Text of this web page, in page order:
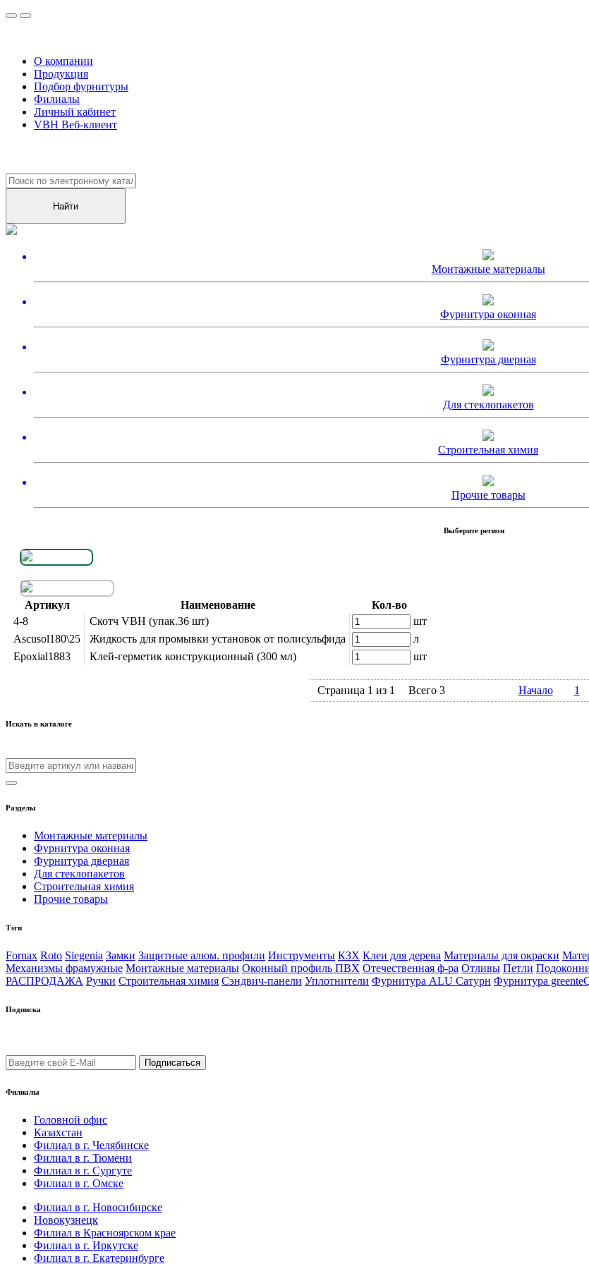
О компании
Продукция
Подбор фурнитуры
Филиалы
Личный кабинет
VBH Веб-клиент
Монтажные материалы
Фурнитура оконная
Фурнитура дверная
Для стеклопакетов
Строительная химия
Прочие товары
Выберите регион
Артикул Наименование
Кол-во
4-8
Скотч VBH (упак.36 шт)
шт
Ascusol180\25
Жидкость для промывки установок от полисульфида
л
Epoxial1883
Клей-герметик конструкционный (300 мл) шт
Страница 1 из 1 Всего 3 Начало 1
Искать в каталоге
Разделы
Монтажные материалы
Фурнитура оконная
Фурнитура дверная
Для стеклопакетов
Строительная химия
Прочие товары
Тэги
Fornax Roto Siegenia Замки Защитные алюм. профили Инструменты КЗХ Клеи для дерева Материалы для окраски
Механизмы фрамужные Монтажные материалы Оконный профиль ПВХ Отечественная ф-ра Отливы Петли
РАСПРОДАЖА Ручки Строительная химия Сэндвич-панели Уплотнители Фурнитура ALU Сатурн Фурнитура
Подписка
Филиалы
Головной офис
Казахстан
Филиал в г. Челябинске
Филиал в г. Тюмени
Филиал в г. Сургуте
Филиал в г. Омске
Филиал в г. Новосибирске
Новокузнецк
Филиал в Красноярском крае
Филиал в г. Иркутске
Филиал в г. Екатеринбурге